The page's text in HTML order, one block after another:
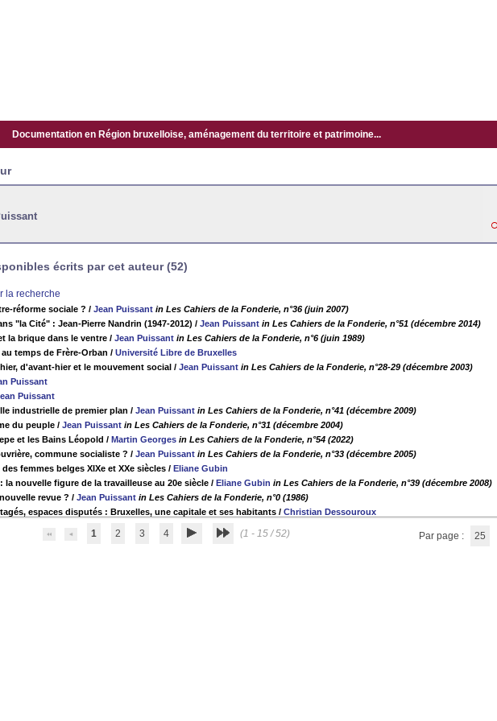
Documentation en Région bruxelloise, aménagement du territoire et patrimoine...
écrits par cet auteur (52)
la recherche
réforme sociale ? / Jean Puissant in Les Cahiers de la Fonderie, n°36 (juin 2007)
"la Cité" : Jean-Pierre Nandrin (1947-2012) / Jean Puissant in Les Cahiers de la Fonderie, n°51 (décembre 2014)
la brique dans le ventre / Jean Puissant in Les Cahiers de la Fonderie, n°6 (juin 1989)
temps de Frère-Orban / Université Libre de Bruxelles
d'avant-hier et le mouvement social / Jean Puissant in Les Cahiers de la Fonderie, n°28-29 (décembre 2003)
Puissant
Puissant
industrielle de premier plan / Jean Puissant in Les Cahiers de la Fonderie, n°41 (décembre 2009)
du peuple / Jean Puissant in Les Cahiers de la Fonderie, n°31 (décembre 2004)
et les Bains Léopold / Martin Georges in Les Cahiers de la Fonderie, n°54 (2022)
commune socialiste ? / Jean Puissant in Les Cahiers de la Fonderie, n°33 (décembre 2005)
femmes belges XIXe et XXe siècles / Eliane Gubin
la nouvelle figure de la travailleuse au 20e siècle / Eliane Gubin in Les Cahiers de la Fonderie, n°39 (décembre 2008)
revue ? / Jean Puissant in Les Cahiers de la Fonderie, n°0 (1986)
espaces disputés : Bruxelles, une capitale et ses habitants / Christian Dessouroux
1 2 3 4 (1 - 15 / 52) Par page : 25